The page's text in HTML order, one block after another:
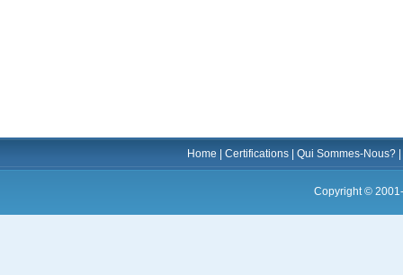
Home Certifications Qui Sommes-Nous?
Copyright ©